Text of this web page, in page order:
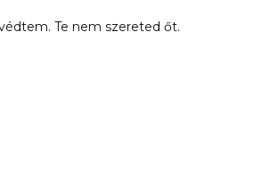
Te nem szereted őt.